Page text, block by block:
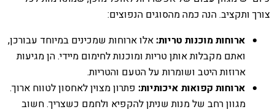
צורך ותקציב. הנה כמה מהסוגים הנפוצים:
ארוחות מוכנות טריות: אלו ארוחות שמכינים במיוחד עבורכן,
ואתם מקבלות אותן טריות ומוכנות לחימום מיידי. הן מגיעות
ארוזות היטב ושומרות על הטעם והטריות.
ארוחות קפואות איכותיות: פתרון מצוין לאחסון לטווח ארוך.
מגוון רחב של מנות שניתן להקפיא ולחמם כשצריך. חשוב